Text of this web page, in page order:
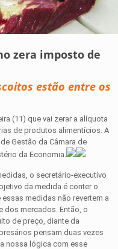
zera imposto de
estão entre os
(11) que vai zerar a alíquota
de produtos alimentícios. A
Gestão da Câmara de
da Economia.
o secretário-executivo
da medida é conter o
medidas não revertem a
dos mercados. Então, o
de preço, diante da
pensam duas vezes
nossa lógica com esse